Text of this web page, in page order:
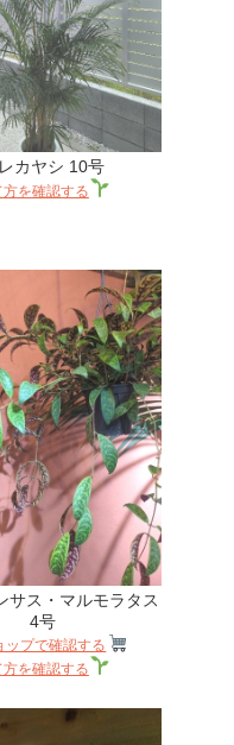
カヤシ 10号
方を確認する
サス・マルモラタス
4号
ップで確認する
方を確認する